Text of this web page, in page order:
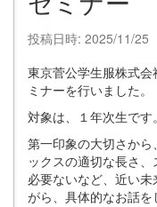
投稿日時: 2025/11/25
東京菅公学生服株式
ミナーを行いました。
対象は、１年次生です。
第一印象の大切さか
ックスの適切な長さ
必要ないなど、近い
がら、具体的なお話を